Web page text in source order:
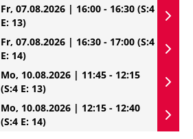
Fr, 07.08.2026 | 16:00 - 16:30 (S:4
E: 13)
Fr, 07.08.2026 | 16:30 - 17:00 (S:4
E: 14)
Mo, 10.08.2026 | 11:45 - 12:15
(S:4 E: 13)
Mo, 10.08.2026 | 12:15 - 12:40
(S:4 E: 14)